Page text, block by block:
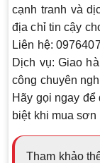
cạnh tranh và
địa chỉ tin cậy
Liên hệ:
Dịch vụ: Giao
công chuyên
Hãy gọi ngay
biệt khi mua
Tham khảo